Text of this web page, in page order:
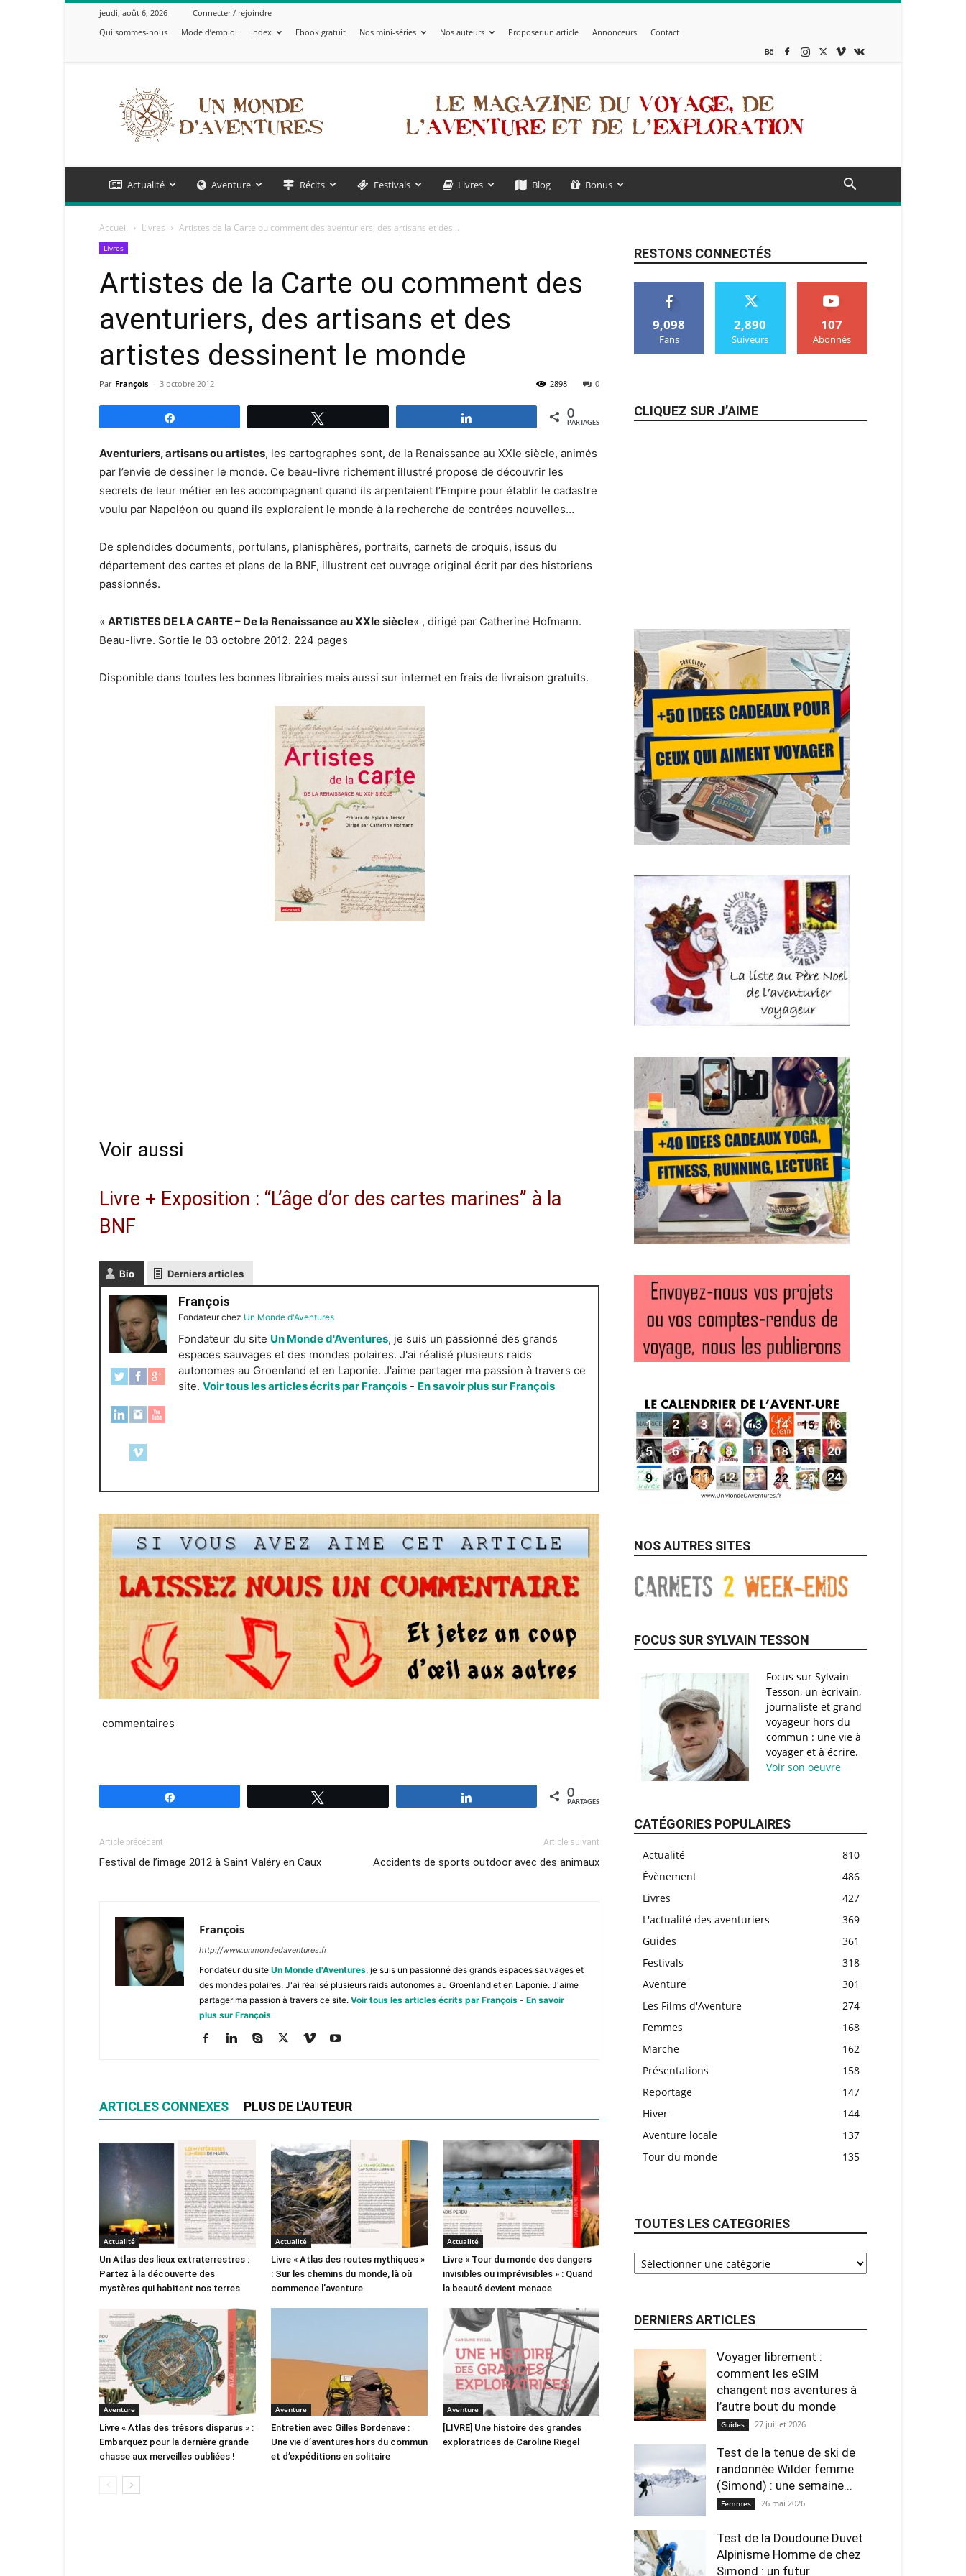
jeudi, août 6, 2026
Connecter / rejoindre
Qui sommes-nous
Mode d’emploi Index Ebook gratuit Nos mini-séries Nos auteurs Proposer un article Annonceurs Contact
Monde
d'Aventures
Actualité Aventure Récits Festivals Livres Blog Bonus
Accueil Livres Artistes de la Carte ou comment des aventuriers, des artisans et des...
Livres
Artistes de la Carte ou comment des
aventuriers, des artisans et des
artistes dessinent le monde
Par François - 3 octobre 2012 0
2898
0
PARTAGES
Aventuriers, artisans ou artistes, les cartographes sont, de la Renaissance au XXIe siècle, animés
par l’envie de dessiner le monde. Ce beau-livre richement illustré propose de découvrir les
secrets de leur métier en les accompagnant quand ils arpentaient l’Empire pour établir le cadastre
voulu par Napoléon ou quand ils exploraient le monde à la recherche de contrées nouvelles…
De splendides documents, portulans, planisphères, portraits, carnets de croquis, issus du
département des cartes et plans de la BNF, illustrent cet ouvrage original écrit par des historiens
passionnés.
« ARTISTES DE LA CARTE – De la Renaissance au XXIe siècle« , dirigé par Catherine Hofmann.
Beau-livre. Sortie le 03 octobre 2012. 224 pages
Disponible dans toutes les bonnes librairies mais aussi sur internet en frais de livraison gratuits.
Voir aussi
Livre + Exposition : “L’âge d’or des cartes marines” à la
BNF
Bio Derniers articles
François
Fondateurchez Un Monde d'Aventures
Fondateur du site Un Monde d'Aventures, je suis un passionné des grands
espaces sauvages et des mondes polaires. J'ai réalisé plusieurs raids
autonomes au Groenland et en Laponie. J'aime partager ma passion à travers ce
site. Voir tous les articles écrits par François - En savoir plus sur François
commentaires
0
PARTAGES
Article précédent
Festival de l’image 2012 à Saint Valéry en Caux
Article suivant
Accidents de sports outdoor avec des animaux
François
http://www.unmondedaventures.fr
Fondateur du site Un Monde d'Aventures, je suis un passionné des grands espaces sauvages et
des mondes polaires. J'ai réalisé plusieurs raids autonomes au Groenland et en Laponie. J'aime
partager ma passion à travers ce site. Voir tous les articles écrits par François - En savoir
plus sur François
ARTICLES CONNEXES PLUS DE L'AUTEUR
Actualité
Un Atlas des lieux extraterrestres :
Partez à la découverte des
mystères qui habitent nos terres
Actualité
Livre « Atlas des routes mythiques »
: Sur les chemins du monde, là où
commence l’aventure
Actualité
Livre « Tour du monde des dangers
invisibles ou imprévisibles » : Quand
la beauté devient menace
Aventure
Livre « Atlas des trésors disparus » :
Embarquez pour la dernière grande
chasse aux merveilles oubliées !
Aventure
Entretien avec Gilles Bordenave :
Une vie d’aventures hors du commun
et d’expéditions en solitaire
Aventure
[LIVRE] Une histoire des grandes
exploratrices de Caroline Riegel
RESTONS CONNECTÉS
9,098
Fans
2,890
Suiveurs
107
Abonnés
CLIQUEZ SUR J’AIME
NOS AUTRES SITES
FOCUS SUR SYLVAIN TESSON
Focus sur Sylvain
Tesson, un écrivain,
journaliste et grand
voyageur hors du
commun : une vie à
voyager et à écrire.
Voir son oeuvre
CATÉGORIES POPULAIRES
Actualité
810
Évènement
486
Livres
427
L'actualité des aventuriers
369
Guides
361
Festivals
318
Aventure
301
Les Films d'Aventure
274
Femmes
168
Marche
162
Présentations
158
Reportage
147
Hiver
144
Aventure locale
137
Tour du monde
135
TOUTES LES CATEGORIES
DERNIERS ARTICLES
Voyager librement :
comment les eSIM
changent nos aventures à
l’autre bout du monde
Guides 27 juillet 2026
Test de la tenue de ski de
randonnée Wilder femme
(Simond) : une semaine...
Femmes 26 mai 2026
Test de la Doudoune Duvet
Alpinisme Homme de chez
Simond : un futur